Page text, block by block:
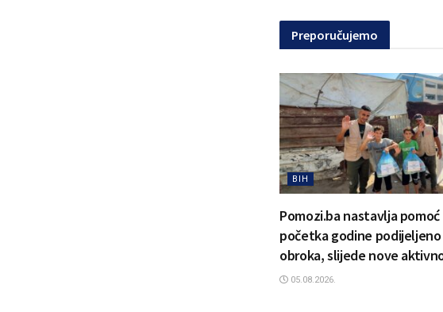
Preporučujemo
BIH
Pomozi.ba nastavlja pomoć
početka godine
obroka, slijede nove
05.08.2026.